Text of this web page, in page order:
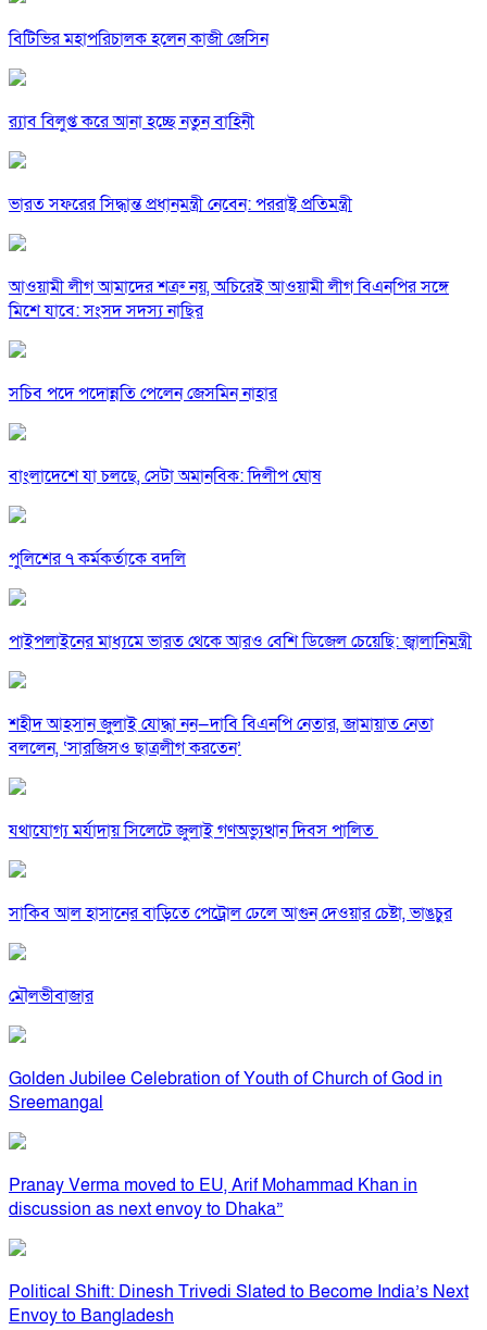
বিটিভির মহাপরিচালক হলেন কাজী জেসিন
র‍্যাব বিলুপ্ত করে আনা হচ্ছে নতুন বাহিনী
ভারত সফরের সিদ্ধান্ত প্রধানমন্ত্রী নেবেন: পররাষ্ট্র প্রতিমন্ত্রী
আওয়ামী লীগ আমাদের শত্রু নয়, অচিরেই আওয়ামী লীগ বিএনপির সঙ্গে
মিশে যাবে: সংসদ সদস্য নাছির
সচিব পদে পদোন্নতি পেলেন জেসমিন নাহার
বাংলাদেশে যা চলছে, সেটা অমানবিক: দিলীপ ঘোষ
পুলিশের ৭ কর্মকর্তাকে বদলি
পাইপলাইনের মাধ্যমে ভারত থেকে আরও বেশি ডিজেল চেয়েছি: জ্বালানিমন্ত্রী
শহীদ আহসান জুলাই যোদ্ধা নন—দাবি বিএনপি নেতার, জামায়াত নেতা
বললেন, ‘সারজিসও ছাত্রলীগ করতেন’
যথাযোগ্য মর্যাদায় সিলেটে জুলাই গণঅভ্যুত্থান দিবস পালিত
সাকিব আল হাসানের বাড়িতে পেট্রোল ঢেলে আগুন দেওয়ার চেষ্টা, ভাঙচুর
মৌলভীবাজার
Golden Jubilee Celebration of Youth of Church of God in
Sreemangal
Pranay Verma moved to EU, Arif Mohammad Khan in
discussion as next envoy to Dhaka”
Political Shift: Dinesh Trivedi Slated to Become India’s Next
Envoy to Bangladesh